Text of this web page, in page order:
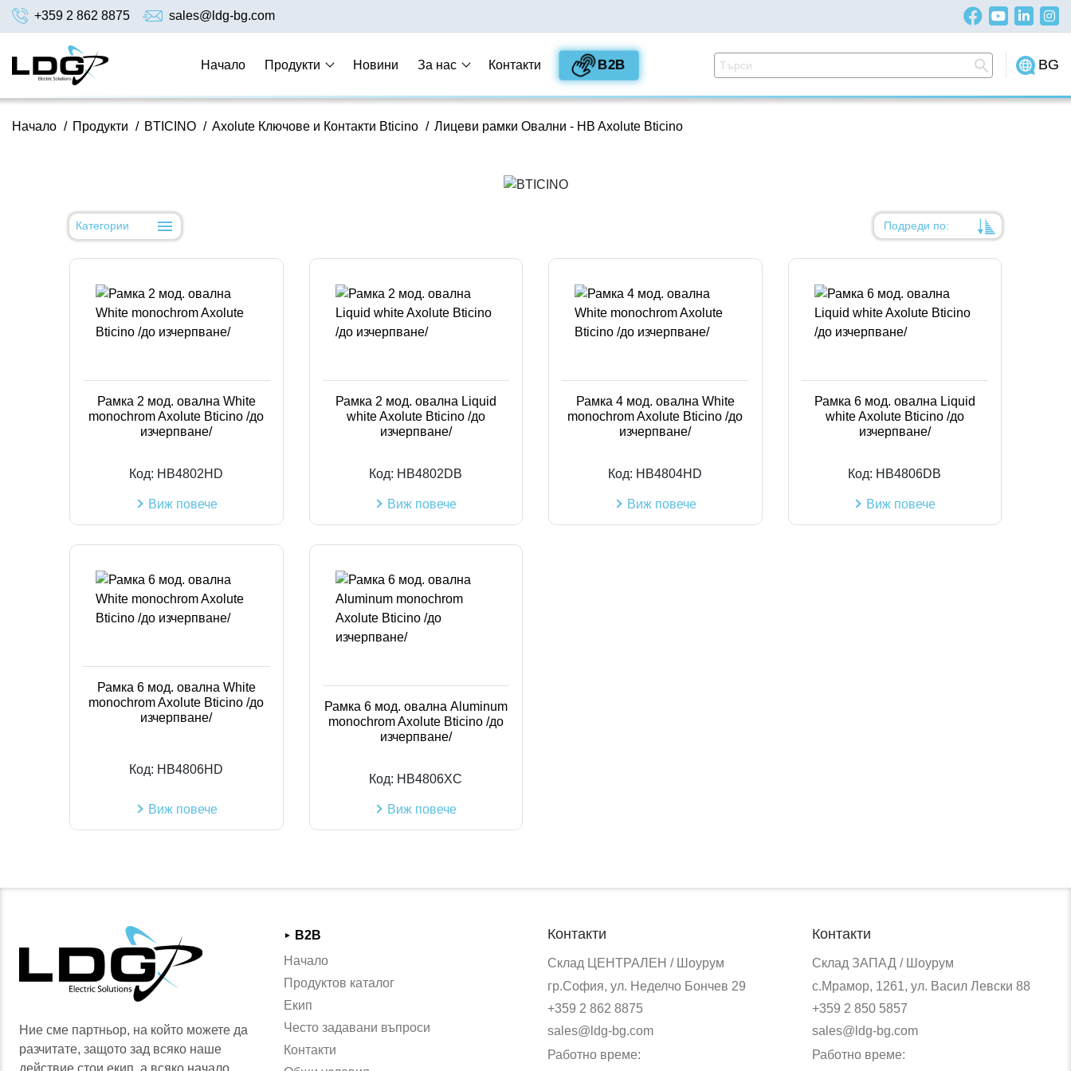
+359 2 862 8875 sales@ldg-bg.com
Начало Продукти Новини За нас Контакти B2B BG
/
Начало /
Продукти /
BTICINO /
Axolute Ключове и Контакти Bticino Лицеви рамки Овални - HB Axolute Bticino
Категории Подреди по:
Уместност
Име
Рамка 2 мод. овална White
monochrom Axolute Bticino /до
изчерпване/
Код: HB4802HD
Виж повече
Рамка 2 мод. овална Liquid
white Axolute Bticino /до
изчерпване/
Код: HB4802DB
Виж повече
Рамка 4 мод. овална White
monochrom Axolute Bticino /до
изчерпване/
Код: HB4804HD
Виж повече
Рамка 6 мод. овална Liquid
white Axolute Bticino /до
изчерпване/
Код: HB4806DB
Виж повече
Рамка 6 мод. овална White
monochrom Axolute Bticino /до
изчерпване/
Код: HB4806HD
Виж повече
Рамка 6 мод. овална Aluminum
monochrom Axolute Bticino /до
изчерпване/
Код: HB4806XC
Виж повече
Ние сме партньор, на който можете да
разчитате, защото зад всяко наше
действие стои екип, а всяко начало
►
B2B
Начало
Продуктов каталог
Екип
Често задавани въпроси
Контакти
Контакти
Склад ЦЕНТРАЛЕН / Шоурум
гр.София, ул. Неделчо Бончев 29
+359 2 862 8875
sales@ldg-bg.com
Работно време:
Контакти
Склад ЗАПАД / Шоурум
с.Мрамор, 1261, ул. Васил Левски 88
+359 2 850 5857
sales@ldg-bg.com
Работно време: